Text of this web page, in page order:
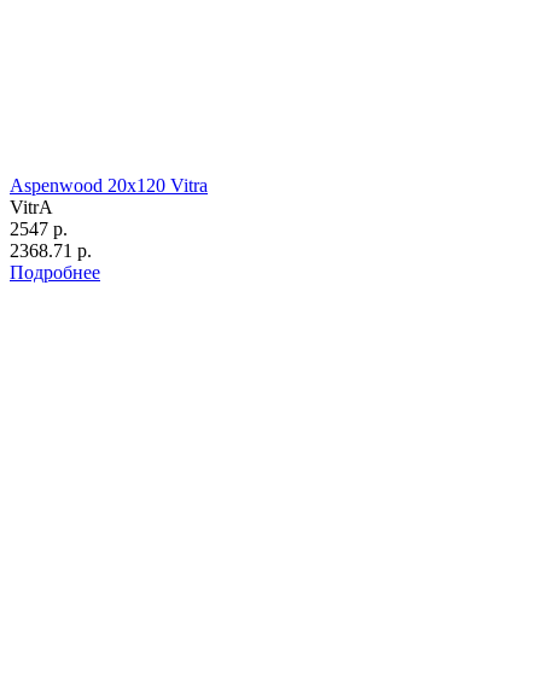
Aspenwood 20х120 Vitra
VitrA
2547 р.
2368.71 р.
Подробнее